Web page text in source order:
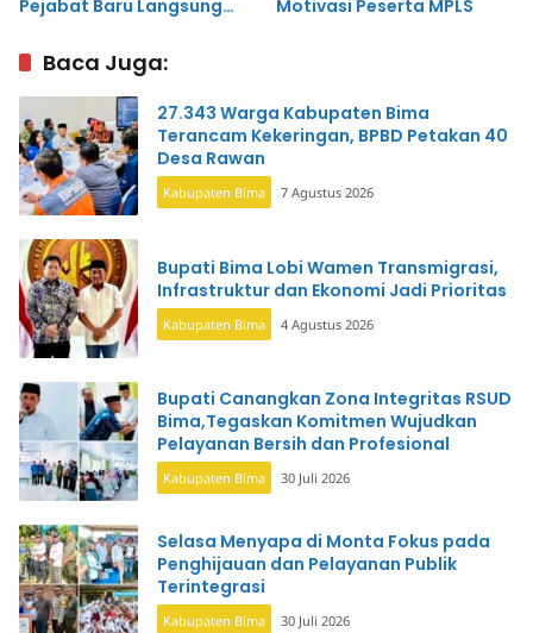
Pejabat Baru Langsung
Motivasi Peserta MPLS
Baca Juga:
27.343 Warga Kabupaten Bima
Terancam Kekeringan, BPBD Petakan 40
Desa Rawan
Kabupaten Bima 7 Agustus 2026
Bupati Bima Lobi Wamen Transmigrasi,
Infrastruktur dan Ekonomi Jadi Prioritas
Kabupaten Bima 4 Agustus 2026
Bupati Canangkan Zona Integritas RSUD
Bima,Tegaskan Komitmen Wujudkan
Pelayanan Bersih dan Profesional
Kabupaten Bima 30 Juli 2026
Selasa Menyapa di Monta Fokus pada
Penghijauan dan Pelayanan Publik
Terintegrasi
Kabupaten Bima 30 Juli 2026